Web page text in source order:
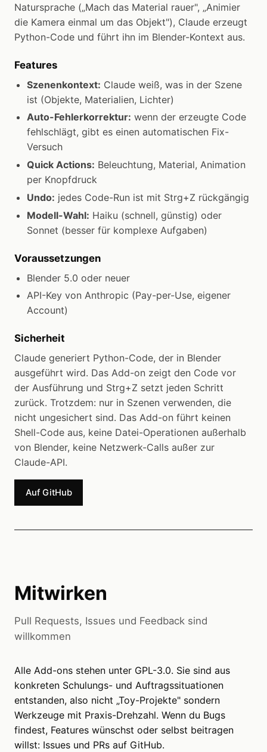
Natursprache („Mach das Material rauer", „Animier
die Kamera einmal um das Objekt"), Claude erzeugt
Python-Code und führt ihn im Blender-Kontext aus.
Features
Szenenkontext: Claude weiß, was in der Szene
ist (Objekte, Materialien, Lichter)
Auto-Fehlerkorrektur: wenn der erzeugte Code
fehlschlägt, gibt es einen automatischen Fix-
Versuch
Quick Actions: Beleuchtung, Material, Animation
per Knopfdruck
Undo: jedes Code-Run ist mit Strg+Z rückgängig
Modell-Wahl: Haiku (schnell, günstig) oder
Sonnet (besser für komplexe Aufgaben)
Voraussetzungen
Blender 5.0 oder neuer
API-Key von Anthropic (Pay-per-Use, eigener
Account)
Sicherheit
Claude generiert Python-Code, der in Blender
ausgeführt wird. Das Add-on zeigt den Code vor
der Ausführung und Strg+Z setzt jeden Schritt
zurück. Trotzdem: nur in Szenen verwenden, die
nicht ungesichert sind. Das Add-on führt keinen
Shell-Code aus, keine Datei-Operationen außerhalb
von Blender, keine Netzwerk-Calls außer zur
Claude-API.
Auf GitHub
Mitwirken
Pull Requests, Issues und Feedback sind
willkommen
Alle Add-ons stehen unter GPL-3.0. Sie sind aus
konkreten Schulungs- und Auftragssituationen
entstanden, also nicht „Toy-Projekte" sondern
Werkzeuge mit Praxis-Drehzahl. Wenn du Bugs
findest, Features wünschst oder selbst beitragen
willst: Issues und PRs auf GitHub.